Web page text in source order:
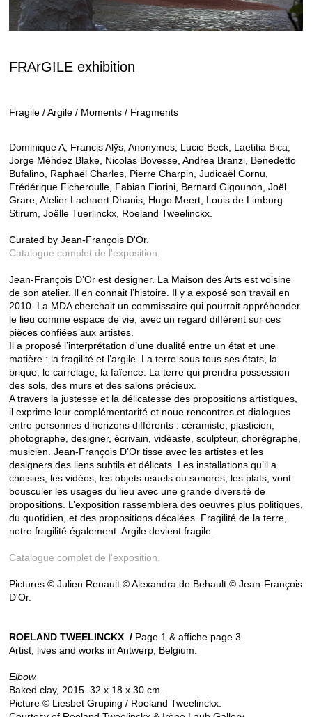
FRArGILE exhibition
Fragile / Argile / Moments / Fragments
Dominique A, Francis Alÿs, Anonymes, Lucie Beck, Laetitia Bica,
Jorge Méndez Blake, Nicolas Bovesse, Andrea Branzi, Benedetto
Bufalino, Raphaël Charles, Pierre Charpin, Judicaël Cornu,
Frédérique Ficheroulle, Fabian Fiorini, Bernard Gigounon, Joël
Grare, Atelier Lachaert Dhanis, Hugo Meert, Louis de Limburg
Stirum, Joëlle Tuerlinckx, Roeland Tweelinckx.
Curated by Jean-François D'Or.
Catalogue complet de l'exposition.
Jean-François D’Or est designer. La Maison des Arts est voisine
de son atelier. Il en connait l’histoire. Il y a exposé son travail en
2010. La MDA cherchait un commissaire qui pourrait appréhender
le lieu comme espace de vie, avec un regard différent sur ces
pièces confiées aux artistes.
Il a proposé l’interprétation d’une dualité entre un état et une
matière : la fragilité et l’argile. La terre sous tous ses états, la
brique, le carrelage, la faïence. La terre qui prendra possession
des sols, des murs et des salons précieux.
A travers la justesse et la délicatesse des propositions artistiques,
il exprime leur complémentarité et noue rencontres et dialogues
entre personnes d’horizons différents : céramiste, plasticien,
photographe, designer, écrivain, vidéaste, sculpteur, chorégraphe,
musicien. Jean-François D’Or tisse avec les artistes et les
designers des liens subtils et délicats. Les installations qu’il a
choisies, les vidéos, les objets usuels ou sonores, les plats, vont
bousculer les usages du lieu avec une grande diversité de
propositions. L’exposition rassemblera des oeuvres plus politiques,
du quotidien, et des propositions décalées. Fragilité de la terre,
notre fragilité également. Argile devient fragile.
Catalogue complet de l'exposition.
Pictures © Julien Renault © Alexandra de Behault © Jean-François
D'Or.
ROELAND TWEELINCKX / Page 1 & affiche page 3.
Artist, lives and works in Antwerp, Belgium.
Elbow.
Baked clay, 2015. 32 x 18 x 30 cm.
Picture © Liesbet Gruping / Roeland Tweelinckx.